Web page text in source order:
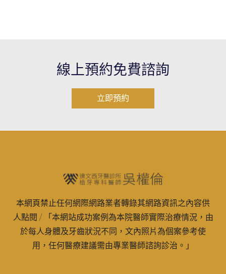
線上預約免費諮詢
立即預約
本網頁禁止任何網際網路業者轉錄其網路資訊之內容供
人點閱 / 「本網站成功案例為本院醫師實際治療情況，由
於每人身體及牙齒狀況不同，文內照片為個案參考使
用，任何醫療建議需由專業醫師諮詢診治。」